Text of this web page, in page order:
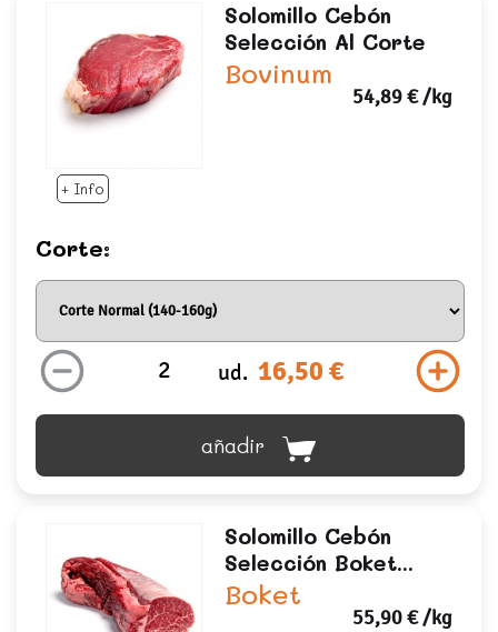
+ Info
Solomillo Cebón
Selección Al Corte
Bovinum
54,89 €/kg
Corte:
ud. 16,50 €
añadir
Solomillo Cebón
Selección Boket...
Boket
55,90 €/kg